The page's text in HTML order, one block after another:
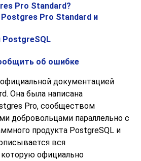
Pro Standard?
Postgres Pro Standard и
PostgreSQL
об ошибке
официальной документацией
. Она была написана
Pro, сообществом
добровольцами параллельно с
продукта PostgreSQL и
вся
официально